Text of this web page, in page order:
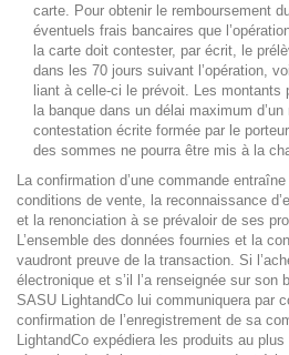
carte. Pour obtenir le remboursement
éventuels frais bancaires que
la carte doit contester, par écrit, le
dans les 70 jours suivant l’opération,
liant à celle-ci le prévoit. Les montants
la banque dans un délai maximum
contestation écrite formée par le
des sommes ne pourra être mis à la
La confirmation d’une commande
conditions de vente, la reconnaissance
et la renonciation à se prévaloir de ses
L’ensemble des données fournies et la
vaudront preuve de la transaction. Si
électronique et s’il l’a renseignée sur
SASU LightandCo lui communiquera par
confirmation de l’enregistrement de sa
LightandCo expédiera les produits au